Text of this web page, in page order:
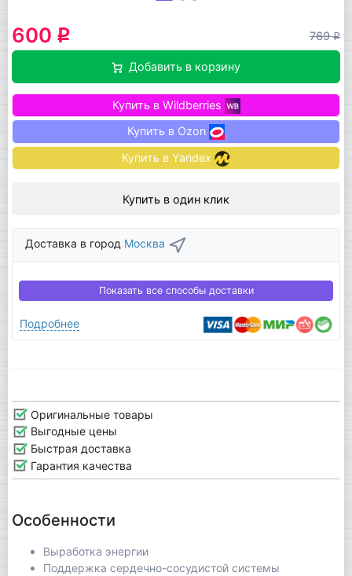
600 q 769q
Добавить в корзину
Купить в Wildberries
Купить в Ozon
Купить в Yandex
Купить в один клик
Доставка в город Москва
Показать все способы доставки
Подробнее
Оригинальные товары
Выгодные цены
Быстрая доставка
Гарантия качества
Особенности
Выработка энергии
Поддержка сердечно-сосудистой системы